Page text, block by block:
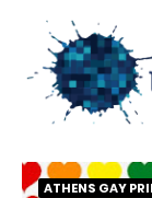
ATHENS GAY